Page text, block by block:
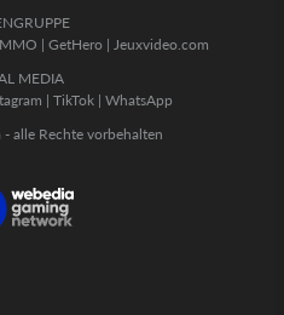
| GetHero | Jeuxvideo.com
MEDIA
| TikTok | WhatsApp
alle Rechte vorbehalten